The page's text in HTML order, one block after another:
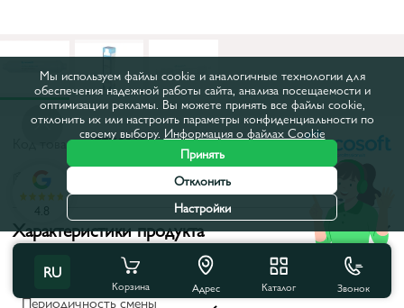
Код товара:47EK0012
Все характеристики
Характеристики продукта
Высота, мм:
270
Периодичность смены
RU
Корзина Адрес Каталог Звонок
4.8
Мы используем файлы cookie и аналогичные технологии для
обеспечения надежной работы сайта, анализа посещаемости и
оптимизации рекламы. Вы можете принять все файлы cookie,
отклонить их или настроить параметры конфиденциальности по
своему выбору. Информация о файлах Cookie
Принять
Отклонить
Настройки